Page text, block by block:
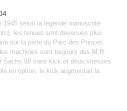
1945 selon la légende manuscrite
les tenues sont devenues plus
sur la piste du Parc des Princes.
machines sont toujours des M.R.
Sachs 98 sans kick et deux vitesses.
en option, le kick augmentait la